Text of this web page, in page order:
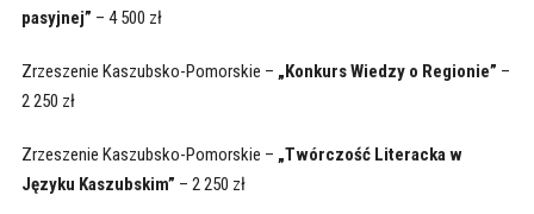
pasyjnej” – 4 500 zł
Zrzeszenie Kaszubsko-Pomorskie – „Konkurs Wiedzy o Regionie” –
2 250 zł
Zrzeszenie Kaszubsko-Pomorskie – „Twórczość Literacka w
Języku Kaszubskim” – 2 250 zł